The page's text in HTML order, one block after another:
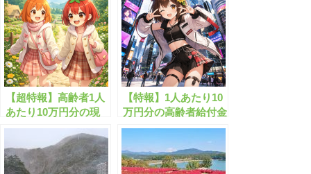
【超特報】高齢者1人
あたり10万円分の現
金がもらえます！
【特報】1人あたり10
万円分の高齢者給付金
がもらえます！